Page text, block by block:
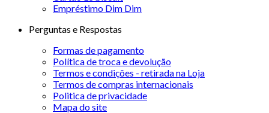
Empréstimo Dim Dim
Perguntas e Respostas
Formas de pagamento
Política de troca e devolução
Termos e condições - retirada na Loja
Termos de compras internacionais
Politica de privacidade
Mapa do site